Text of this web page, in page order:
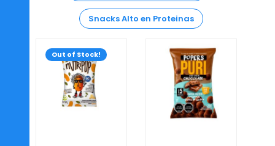
Snacks Alto en Proteinas
Out of Stock!